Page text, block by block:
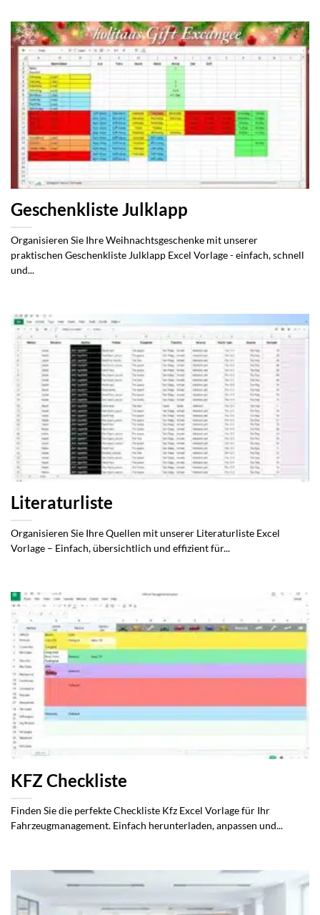
Geschenkliste Julklapp
Organisieren Sie Ihre Weihnachtsgeschenke mit unserer
praktischen Geschenkliste Julklapp Excel Vorlage - einfach, schnell
und...
Literaturliste
Organisieren Sie Ihre Quellen mit unserer Literaturliste Excel
Vorlage – Einfach, übersichtlich und effizient für...
KFZ Checkliste
Finden Sie die perfekte Checkliste Kfz Excel Vorlage für Ihr
Fahrzeugmanagement. Einfach herunterladen, anpassen und...